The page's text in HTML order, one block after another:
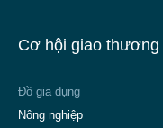
Cơ hội giao thương
Đồ gia dụng
Nông nghiệp